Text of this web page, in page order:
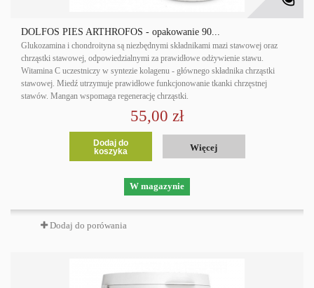
DOLFOS PIES ARTHROFOS - opakowanie 90...
Glukozamina i chondroityna są niezbędnymi składnikami mazi stawowej oraz
chrząstki stawowej, odpowiedzialnymi za prawidłowe odżywienie stawu.
Witamina C uczestniczy w syntezie kolagenu - głównego składnika chrząstki
stawowej. Miedź utrzymuje prawidłowe funkcjonowanie tkanki chrzęstnej
stawów. Mangan wspomaga regenerację chrząstki.
55,00 zł
Dodaj do
koszyka
Więcej
W magazynie
Dodaj do porówania